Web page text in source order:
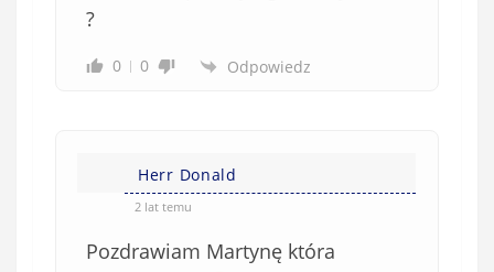
?
0 0 Odpowiedz
Herr Donald
2 lat temu
Pozdrawiam Martynę która